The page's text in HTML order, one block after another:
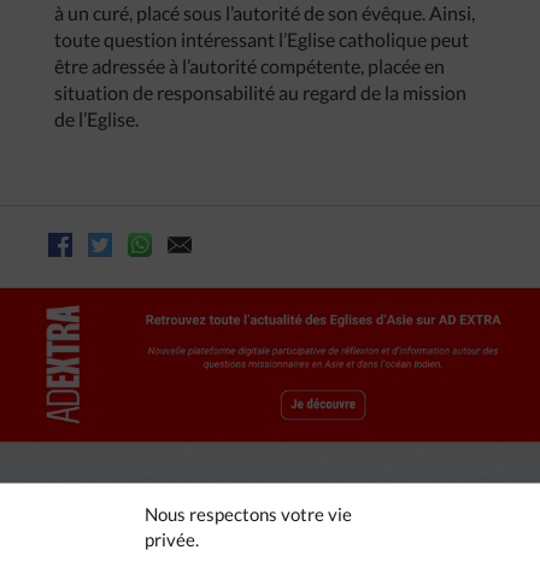
Nous respectons votre vie
privée.
à un curé, placé sous l’autorité de son évêque. Ainsi,
toute question intéressant l’Eglise catholique peut
être adressée à l’autorité compétente, placée en
situation de responsabilité au regard de la mission
de l’Eglise.
A LIRE AUSSI